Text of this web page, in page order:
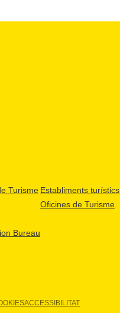
Turisme
Bureau
Establiments turístics
Oficines de Turisme
ACCESSIBILITAT